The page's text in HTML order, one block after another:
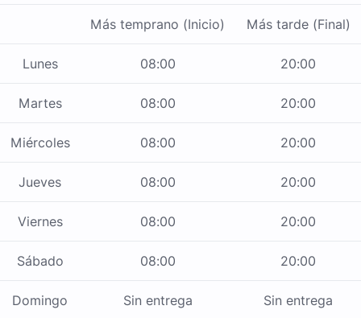
Más temprano (Inicio) Más tarde (Final)
Lunes 08:00 20:00
Martes 08:00 20:00
Miércoles 08:00 20:00
Jueves 08:00 20:00
Viernes 08:00 20:00
Sábado 08:00 20:00
Domingo Sin entrega Sin entrega